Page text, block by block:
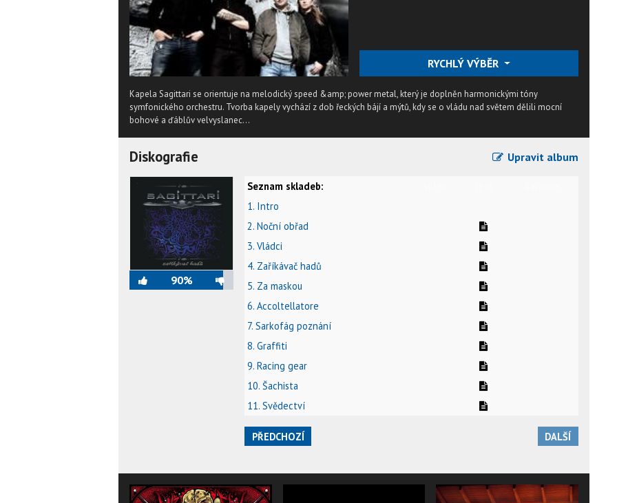
RYCHLÝ VÝBĚR
Kapela Sagittari se orientuje na melodický speed &amp; power metal, který je doplněn harmonickými tóny
symfonického orchestru. Tvorba kapely vychází z dob řeckých bájí a mýtů, kdy se o vládu nad světem dělili mocní
bohové a ďáblův velvyslanec...
Diskografie Upravit album
90%
Seznam skladeb:
1. Intro
2. Noční obřad
3. Vládci
4. Zaříkávač hadů
5. Za maskou
6. Accoltellatore
7. Sarkofág poznání
8. Graffiti
9. Racing gear
10. Šachista
11. Svědectví
PŘEDCHOZÍ DALŠÍ